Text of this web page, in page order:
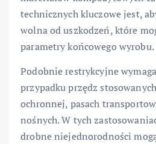
technicznych kluczowe jest,
wolna od uszkodzeń, które
parametry końcowego wyrobu.
Podobnie restrykcyjne
przypadku przędz
ochronnej, pasach
nośnych. W tych
drobne niejednorodności